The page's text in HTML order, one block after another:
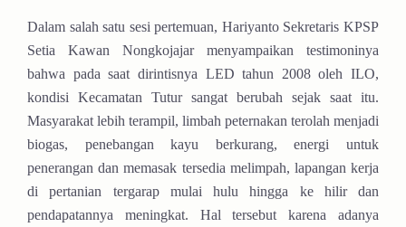
Dalam salah satu sesi pertemuan, Hariyanto Sekretaris KPSP
Setia Kawan Nongkojajar menyampaikan testimoninya
bahwa pada saat dirintisnya LED tahun 2008 oleh ILO,
kondisi Kecamatan Tutur sangat berubah sejak saat itu.
Masyarakat lebih terampil, limbah peternakan terolah menjadi
biogas, penebangan kayu berkurang, energi untuk
penerangan dan memasak tersedia melimpah, lapangan kerja
di pertanian tergarap mulai hulu hingga ke hilir dan
pendapatannya meningkat. Hal tersebut karena adanya